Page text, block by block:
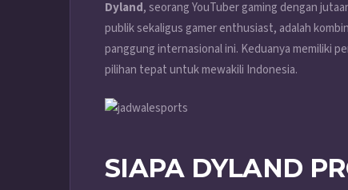
Dyland, seorang YouTuber gaming dengan
publik sekaligus gamer enthusiast, adalah
panggung internasional ini. Keduanya memiliki
pilihan tepat untuk mewakili Indonesia.
SIAPA DYLAND